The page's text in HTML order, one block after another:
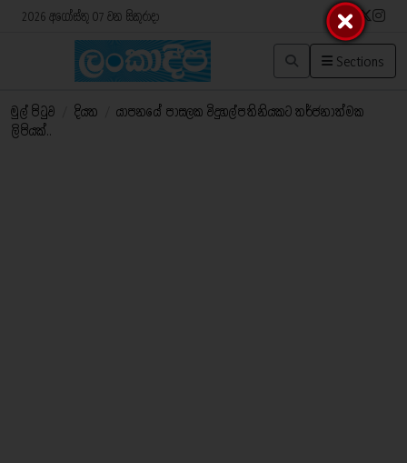
2026 අගෝස්තු 07 වන සිකුරාදා
Sections
මුල් පිටුව දියත
යාපනයේ පාසලක විදුහල්පතිනියකට තර්ජනාත්මක
ලිපියක්..